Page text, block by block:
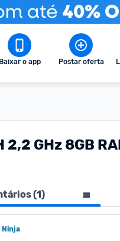
Baixar o app Postar oferta
GHz 8GB
(1)
Ninja